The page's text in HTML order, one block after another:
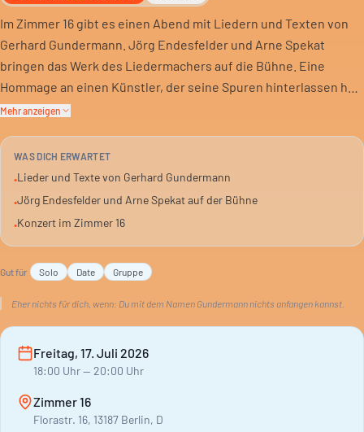
Im Zimmer 16 gibt es einen Abend mit Liedern und Texten von
Gerhard Gundermann. Jörg Endesfelder und Arne Spekat
bringen das Werk des Liedermachers auf die Bühne. Eine
Hommage an einen Künstler, der seine Spuren hinterlassen hat.
Geschichten vom Leben, der Arbeit und den kleinen Dingen.
Ehrliche Texte, die oft nachdenklich stimmen.
auf tiefgründige Worte einlassen. Ein Abend fernab vom
Mehr anzeigen
WAS DICH ERWARTET
•Lieder und Texte von Gerhard Gundermann
•Jörg Endesfelder und Arne Spekat auf der Bühne
•Konzert im Zimmer 16
Gut für Solo Date Gruppe
Eher nichts für dich, wenn: Du mit dem Namen Gundermann nichts anfangen kannst.
Freitag, 17. Juli 2026
18:00 Uhr— 20:00 Uhr
Zimmer 16
Florastr. 16, 13187 Berlin, D